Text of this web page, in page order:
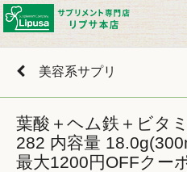
美容系サプリ
葉酸＋ヘム鉄＋ビタ
282 内容量
最大1200円OFFクー